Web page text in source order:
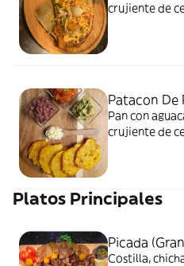
crujiente de
Patacon De
Pan con
crujiente de
Platos Principales
Picada
Costilla,